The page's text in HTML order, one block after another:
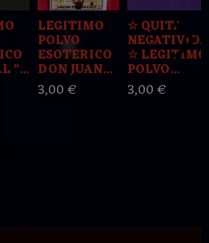
"...
LEGITIMO
POLVO
ESOTERICO
DON JUAN...
3,00 €
☆ QUITA
☆ LEGITIMO
POLVO...
3,00 €